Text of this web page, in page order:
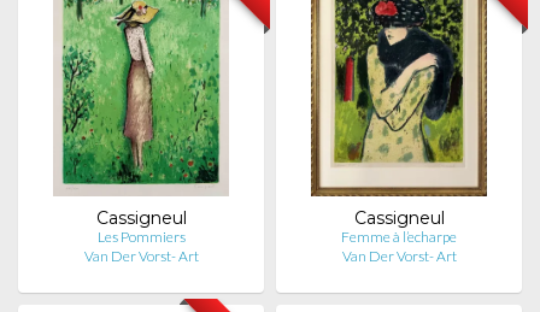
Cassigneul
Les Pommiers
Van Der Vorst- Art
Cassigneul
Femme à l’echarpe
Van Der Vorst- Art